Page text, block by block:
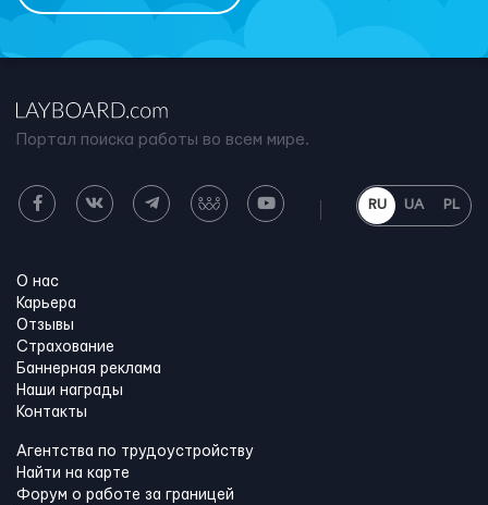
Портал поиска работы во всем мире.
RU UA PL
О нас
Карьера
Отзывы
Страхование
Баннерная реклама
Наши награды
Контакты
Агентства по трудоустройству
Найти на карте
Форум о работе за границей